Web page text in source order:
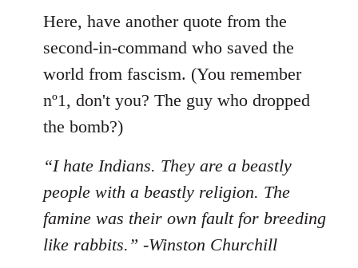
to
Welcome
libcom.org
Here, have another quote from the
second-in-command who saved the
world from fascism. (You remember
nº1, don't you? The guy who dropped
the bomb?)
“I hate Indians. They are a beastly
people with a beastly religion. The
famine was their own fault for breeding
like rabbits.” -Winston Churchill